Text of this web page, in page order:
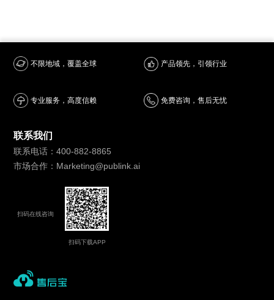
不限地域，覆盖全球 产品领先，引领行业
专业服务，高度信赖 免费咨询，售后无忧
联系我们
联系电话：400-882-8865
市场合作：Marketing@publink.ai
扫码下载APP